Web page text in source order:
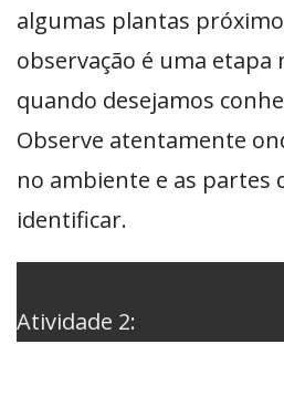
algumas plantas próximo
observação é uma
quando desejamos
Observe atentamente
no ambiente e as partes
identificar.
Atividade 2: